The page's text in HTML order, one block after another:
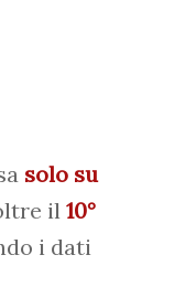
solo su
il 10°
i dati